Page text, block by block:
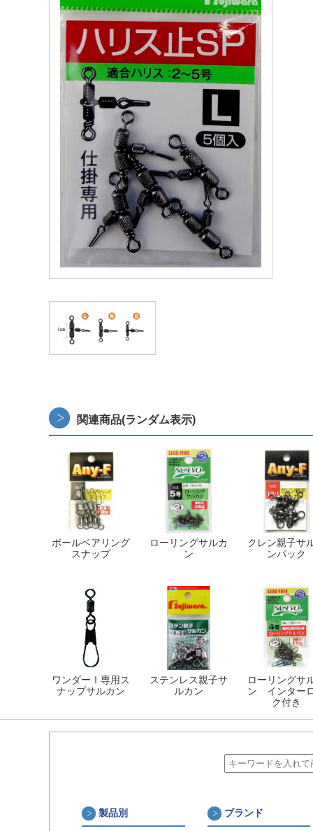
関連商品(ランダム表示)
ボールベアリング
スナップ
ローリングサルカ
ン
クレン親子サ
ンパック
ワンダーⅠ専用ス
ナップサルカン
ステンレス親子サ
ルカン
ローリングサ
ン インター
ク付き
製品別 ブランド